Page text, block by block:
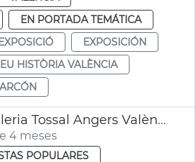
EN PORTADA TEMÁTICA
EXPOSICIÓN
HISTÒRIA VALÈNCIA
Exposición Galeria Tossal Angers València
4 meses
POPULARES